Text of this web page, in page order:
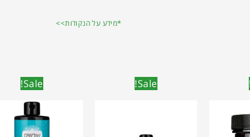
*מידע על הנקודות>>
Sale!
Sale!